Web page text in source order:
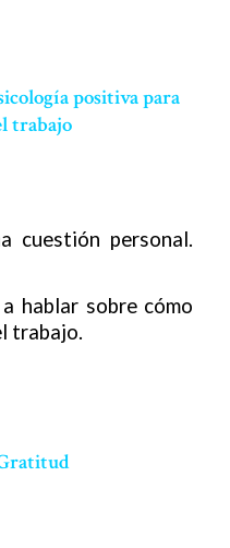
positiva para
trabajo
cuestión personal.
hablar sobre cómo
trabajo.